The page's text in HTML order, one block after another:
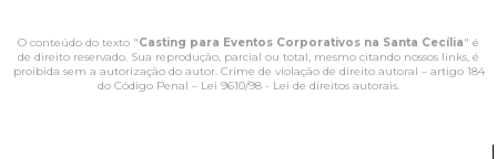
O conteúdo do texto "Casting para Eventos Corporativos na Santa Cecília" é
de direito reservado. Sua reprodução, parcial ou total, mesmo citando nossos links, é
proibida sem a autorização do autor. Crime de violação de direito autoral – artigo 184
do Código Penal – Lei 9610/98 - Lei de direitos autorais.